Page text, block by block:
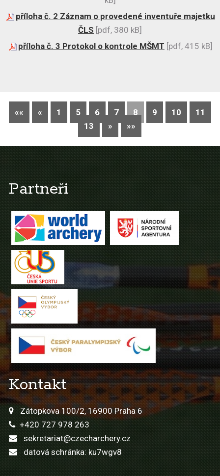
příloha č. 2 Záznam o provedené inventuře majetku
ČLS [pdf, 380 kB]
příloha č. 3 Protokol o kontrole MŠMT [pdf, 415 kB]
«« « 1 5 6 7 8 9 10
11
13
» »»
Partneři
Kontakt
Zátopkova 100/2, 16900 Praha 6
+420 727 978 263
sekretariat@czecharchery.cz
datová schránka: ku7wgv8